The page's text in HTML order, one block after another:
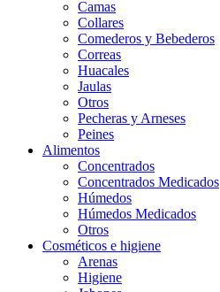
Camas
Collares
Comederos y Bebederos
Correas
Huacales
Jaulas
Otros
Pecheras y Arneses
Peines
Alimentos
Concentrados
Concentrados Medicados
Húmedos
Húmedos Medicados
Otros
Cosméticos e higiene
Arenas
Higiene